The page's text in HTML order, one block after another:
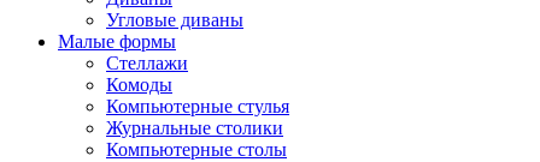
Угловые диваны
Малые формы
Стеллажи
Комоды
Компьютерные стулья
Журнальные столики
Компьютерные столы